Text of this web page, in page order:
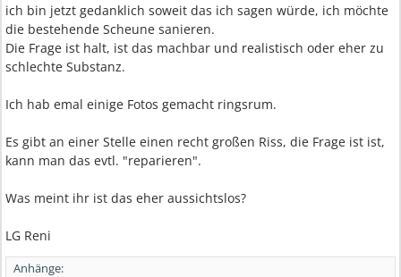
ich bin jetzt gedanklich soweit das ich sagen würde, ich möchte
die bestehende Scheune sanieren.
Die Frage ist halt, ist das machbar und realistisch oder eher zu
schlechte Substanz.
Ich hab emal einige Fotos gemacht ringsrum.
Es gibt an einer Stelle einen recht großen Riss, die Frage ist ist,
kann man das evtl. "reparieren".
Was meint ihr ist das eher aussichtslos?
LG Reni
Anhänge: